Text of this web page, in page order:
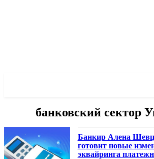
банковский сектор
Банкир Алена
готовит новые
эквайринга